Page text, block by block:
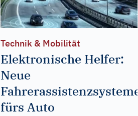
Technik & Mobilität
Elektronische Helfer:
Neue
Fahrerassistenzsysteme
fürs Auto